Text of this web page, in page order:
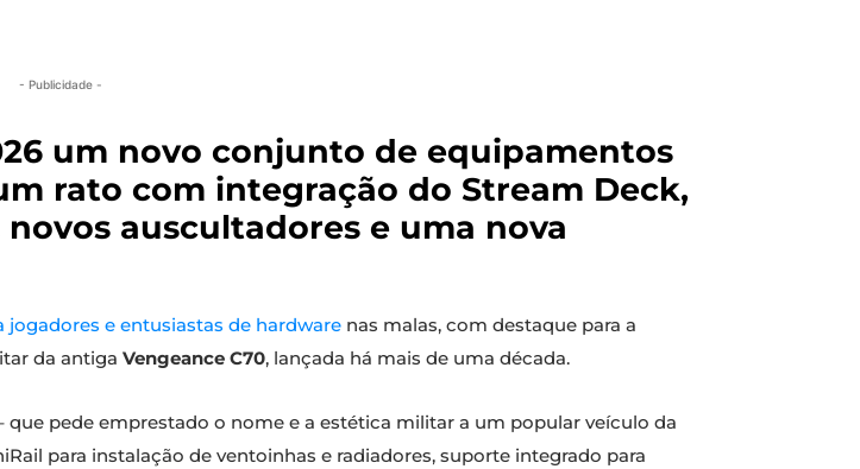
- Publicidade -
um novo conjunto de equipamentos
rato com integração do Stream Deck,
auscultadores e uma nova
jogadores e entusiastas de hardware nas malas, com destaque para a
da antiga Vengeance C70, lançada há mais de uma década.
que pede emprestado o nome e a estética militar a um popular veículo da
para instalação de ventoinhas e radiadores, suporte integrado para